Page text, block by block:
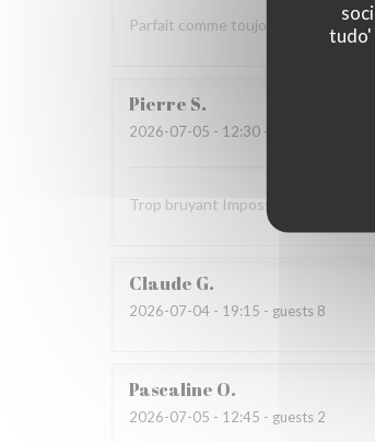
tudo'
Parfait comme toujours !
Pierre S
2026-07-05 - 12:30 - guests 9
Trop bruyant Impossible de parler
Claude G
2026-07-04 - 19:15 - guests 8
Pascaline O
2026-07-05 - 12:45 - guests 2